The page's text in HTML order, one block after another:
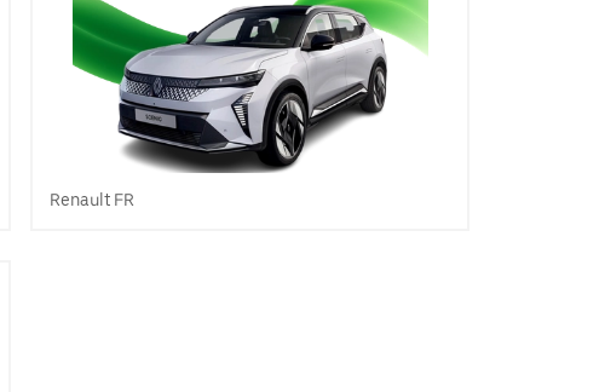
Renault FR